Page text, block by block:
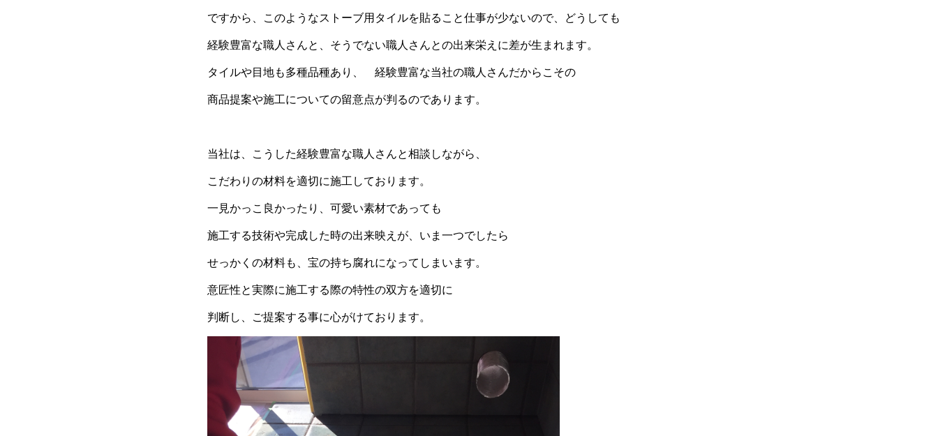
ですから、このようなストーブ用タイルを貼ること仕事が少ないので、どうしても
経験豊富な職人さんと、そうでない職人さんとの出来栄えに差が生まれます。
タイルや目地も多種品種あり、 経験豊富な当社の職人さんだからこその
商品提案や施工についての留意点が判るのであります。
当社は、こうした経験豊富な職人さんと相談しながら、
こだわりの材料を適切に施工しております。
一見かっこ良かったり、可愛い素材であっても
施工する技術や完成した時の出来映えが、いま一つでしたら
せっかくの材料も、宝の持ち腐れになってしまいます。
意匠性と実際に施工する際の特性の双方を適切に
判断し、ご提案する事に心がけております。